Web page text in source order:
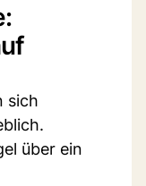
sich
über ein